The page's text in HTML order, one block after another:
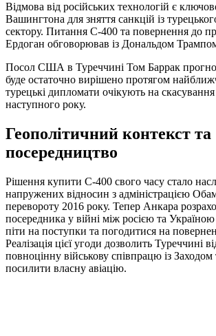
Відмова від російських технологій є
Вашингтона для зняття санкцій із
сектору. Питання С-400 та повернення до
Ердоган обговорював із Дональдом
Посол США в Туреччині Том Баррак
буде остаточно вирішено протягом
турецькі дипломати очікують на
наступного року.
Геополітичний контекст та
посередництво
Рішення купити С-400 свого часу стало
напружених відносин з адміністрацією
перевороту 2016 року. Тепер Анкара
посередника у війні між росією та
піти на поступки та погодитися на
Реалізація цієї угоди дозволить Туреччині
повноцінну військову співпрацю із Заходом
посилити власну авіацію.